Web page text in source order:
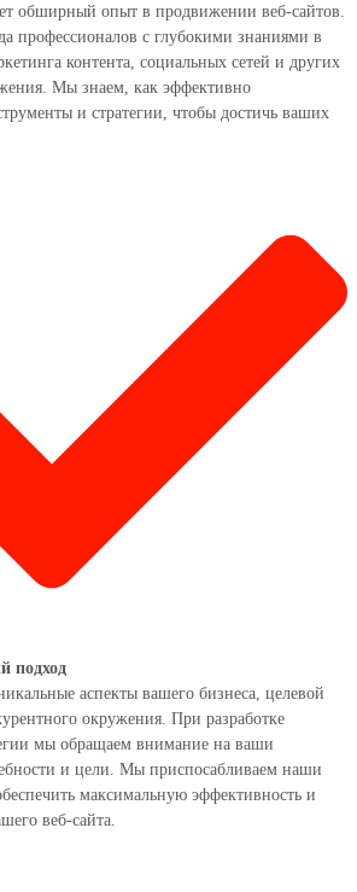
обширный опыт в продвижении веб-сайтов.
профессионалов с глубокими знаниями в
контента, социальных сетей и других
Мы знаем, как эффективно
и стратегии, чтобы достичь ваших
подход
аспекты вашего бизнеса, целевой
окружения. При разработке
мы обращаем внимание на ваши
и цели. Мы приспосабливаем наши
максимальную эффективность и
веб-сайта.